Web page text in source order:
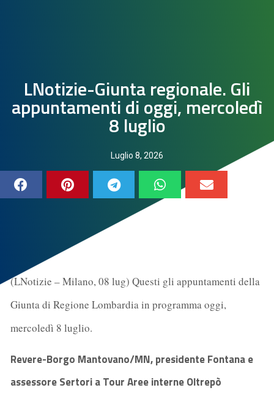
LNotizie-Giunta regionale. Gli
appuntamenti di oggi, mercoledì
8 luglio
Luglio 8, 2026
(LNotizie – Milano, 08 lug) Questi gli appuntamenti della
Giunta di Regione Lombardia in programma oggi,
mercoledì 8 luglio.
Revere-Borgo Mantovano/MN, presidente Fontana e
assessore Sertori a Tour Aree interne Oltrepò